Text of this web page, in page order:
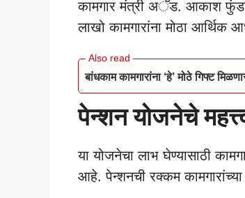
कामगार मंत्री अॅड. आकाश फुंडकर
लाखो कामगारांना मोठा आर्थिक
बांधकाम कामगारांना ‘हे’ मोठे गिफ्ट
पेन्शन योजनेचे
या योजनेचा लाभ घेण्यासाठी
आहे. पेन्शनची रक्कम